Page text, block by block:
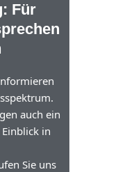
Für
auch ein
in
Sie uns